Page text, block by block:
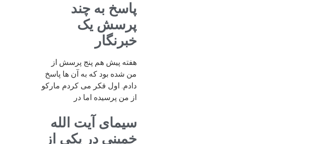
پاسخ به چند
پرسش یک
خبرنگار
هفته پیش هم پنج پرسش از
من شده بود که به آن ها پاسخ
دادم. اول فکر می کردم مارکو
از من پرسیده اما در
سیمای آیت الله
خمینی در یکی از